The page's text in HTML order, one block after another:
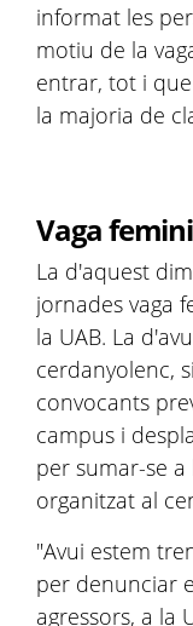
informat les
motiu de la
entrar, tot i
la majoria de
Vaga
La d'aquest
jornades vaga
la UAB. La
cerdanyolenc,
convocants
campus i
per sumar-se
organitzat al
"Avui estem
per denunciar
agressors, a la